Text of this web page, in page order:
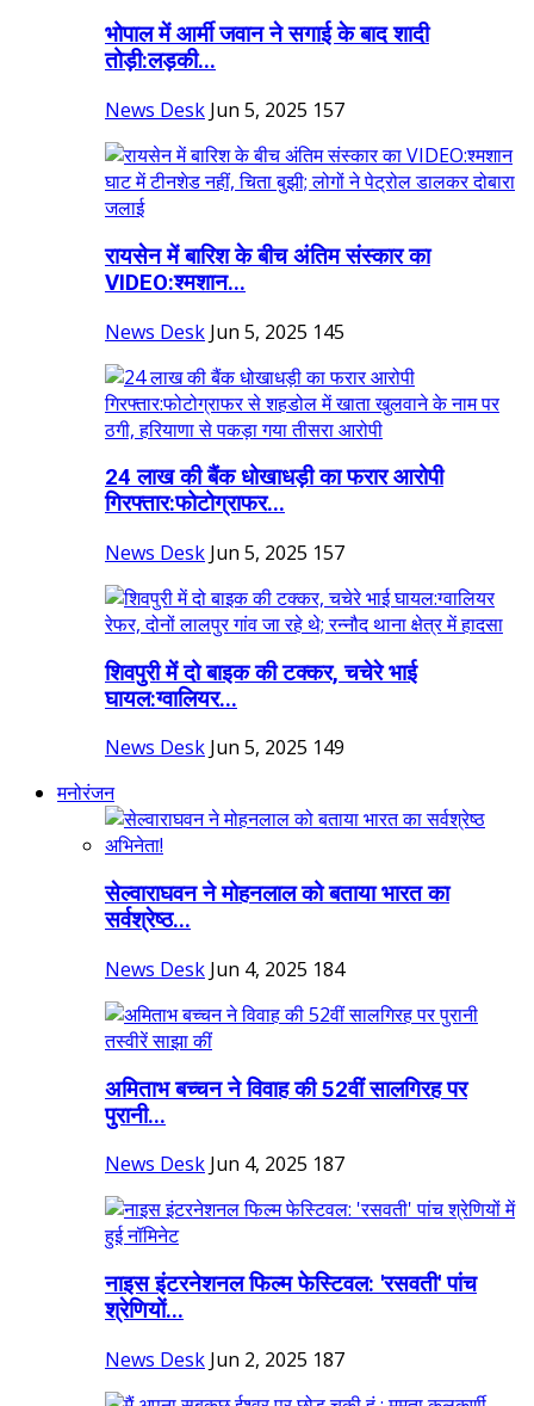
भोपाल में आर्मी जवान ने सगाई के बाद शादी
तोड़ी:लड़की...
News Desk Jun 5, 2025 157
रायसेन में बारिश के बीच अंतिम संस्कार का
VIDEO:श्मशान...
News Desk Jun 5, 2025 145
24 लाख की बैंक धोखाधड़ी का फरार आरोपी
गिरफ्तार:फोटोग्राफर...
News Desk Jun 5, 2025 157
शिवपुरी में दो बाइक की टक्कर, चचेरे भाई
घायल:ग्वालियर...
News Desk Jun 5, 2025 149
मनोरंजन
सेल्वाराघवन ने मोहनलाल को बताया भारत का
सर्वश्रेष्ठ...
News Desk Jun 4, 2025 184
अमिताभ बच्चन ने विवाह की 52वीं सालगिरह पर
पुरानी...
News Desk Jun 4, 2025 187
नाइस इंटरनेशनल फिल्म फेस्टिवल: 'रसवती' पांच
श्रेणियों...
News Desk Jun 2, 2025 187